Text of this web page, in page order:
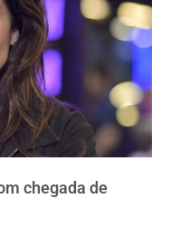
chegada de